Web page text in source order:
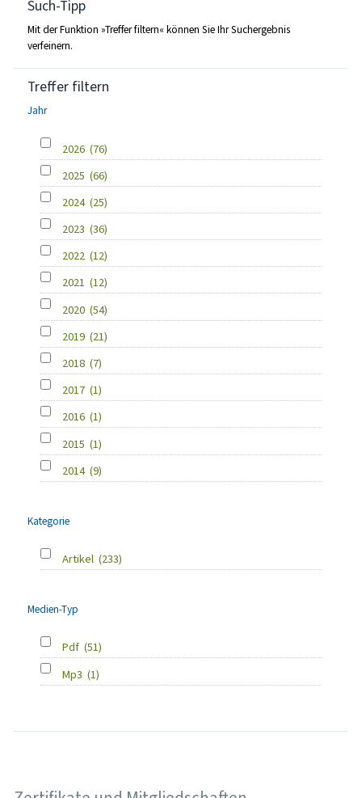
Such-Tipp
Mit der Funktion »Treffer filtern« können Sie Ihr Suchergebnis
verfeinern.
Treffer filtern
Jahr
2026 (76)
2025 (66)
2024 (25)
2023 (36)
2022 (12)
2021 (12)
2020 (54)
2019 (21)
2018 (7)
2017 (1)
2016 (1)
2015 (1)
2014 (9)
Kategorie
Artikel (233)
Medien-Typ
Pdf (51)
Mp3 (1)